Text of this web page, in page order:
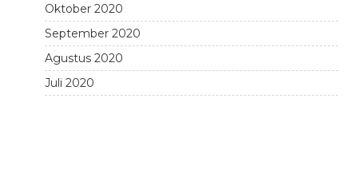
Oktober 2020
September 2020
Agustus 2020
Juli 2020